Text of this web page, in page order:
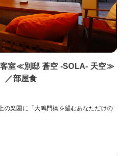
客室≪別邸 蒼空 -SOLA- 天空≫
／部屋食
の楽園に「大鳴門橋を望むあなただけの